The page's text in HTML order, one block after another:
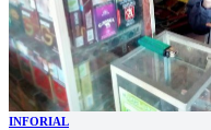
INFORIAL